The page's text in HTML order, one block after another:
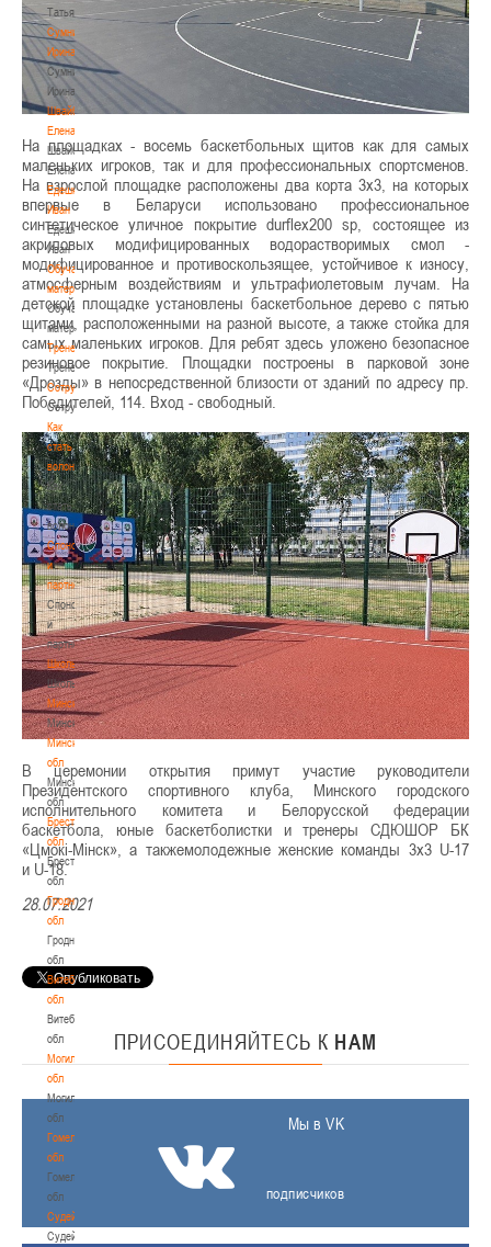
Татьяна
Сумникова
Ирина
Сумникова
Ирина
Швайбович
Елена
Швайбович
Елена
Едешко
Иван
Едешко
Иван
Обучающие
материалы
Обучающие
материалы
Тренерам
Тренерам
Сотрудничество
Сотрудничество
Как
стать
волонтером
Как
стать
волонтером
Спонсоры
и
партнеры
Спонсоры
и
партнеры
Школы
Школы
Минск
Минск
Минская
обл
Минская
обл
Брестская
обл
Брестская
обл
Гродненская
обл
Гродненская
обл
Витебская
обл
Витебская
обл
Могилевская
обл
Могилевская
обл
Гомельская
обл
Гомельская
обл
Судейство
Судейство
На площадках - восемь баскетбольных щитов как для самых
маленьких игроков, так и для профессиональных спортсменов.
На взрослой площадке расположены два корта 3х3, на которых
впервые в Беларуси использовано профессиональное
синтетическое уличное покрытие durflex200 sp, состоящее из
акриловых модифицированных водорастворимых смол -
модифицированное и противоскользящее, устойчивое к износу,
атмосферным воздействиям и ультрафиолетовым лучам. На
детской площадке установлены баскетбольное дерево с пятью
щитами, расположенными на разной высоте, а также стойка для
самых маленьких игроков. Для ребят здесь уложено безопасное
резиновое покрытие. Площадки построены в парковой зоне
«Дрозды» в непосредственной близости от зданий по адресу пр.
Победителей, 114. Вход - свободный.
В церемонии открытия примут участие руководители
Президентского спортивного клуба, Минского городского
исполнительного комитета и Белорусской федерации
баскетбола, юные баскетболистки и тренеры СДЮШОР БК
«Цмокі-Мінск», а такжемолодежные женские команды 3х3 U-17
и U-18.
28.07.2021
ПРИСОЕДИНЯЙТЕСЬ К НАМ
Мы в VK
подписчиков